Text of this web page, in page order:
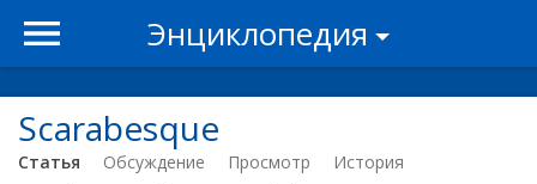
Энциклопедия
Scarabesque
Статья Обсуждение Просмотр
История